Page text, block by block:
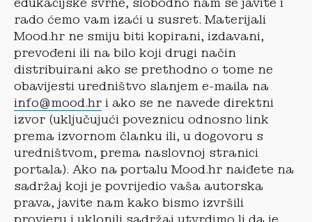
edukacijske svrhe, slobodno nam se javite i
rado ćemo vam izaći u susret. Materijali
Mood.hr ne smiju biti kopirani, izdavani,
prevođeni ili na bilo koji drugi način
distribuirani ako se prethodno o tome ne
obavijesti uredništvo slanjem e-maila na
info@mood.hr i ako se ne navede direktni
izvor (uključujući poveznicu odnosno link
prema izvornom članku ili, u dogovoru s
uredništvom, prema naslovnoj stranici
portala). Ako na portalu Mood.hr naiđete na
sadržaj koji je povrijedio vaša autorska
prava, javite nam kako bismo izvršili